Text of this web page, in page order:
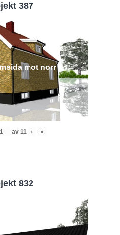
387
mot norr
av 11 › »
832